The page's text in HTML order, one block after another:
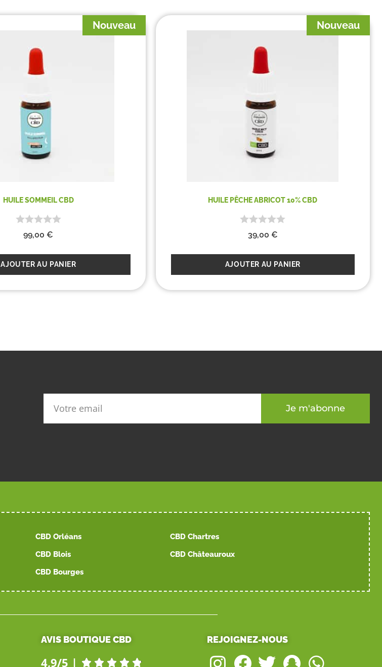
Nouveau
HUILE SOMMEIL CBD
99,00€
AJOUTER AU PANIER
Nouveau
HUILE PÊCHE ABRICOT 10% CBD
39,00 €
AJOUTER AU PANIER
Je m'abonne
CBD Orléans
CBD Blois
CBD Bourges
CBD Chartres
CBD Châteauroux
AVIS BOUTIQUE CBD
4,9/5 |     
REJOIGNEZ-NOUS